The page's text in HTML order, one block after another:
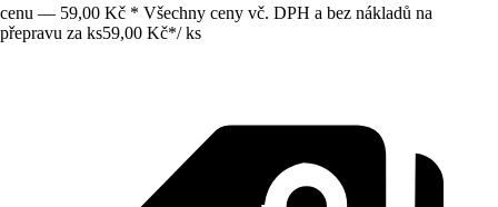
cenu — 59,00 Kč * Všechny ceny vč. DPH a bez nákladů na
přepravu za ks59,00 Kč*/ ks